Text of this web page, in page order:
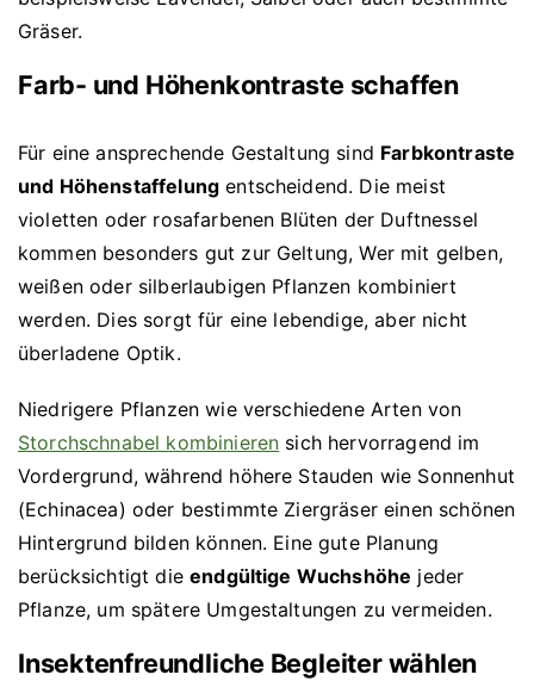
Gräser.
Farb- und Höhenkontraste schaffen
Für eine ansprechende Gestaltung sind Farbkontraste
und Höhenstaffelung entscheidend. Die meist
violetten oder rosafarbenen Blüten der Duftnessel
kommen besonders gut zur Geltung, Wer mit gelben,
weißen oder silberlaubigen Pflanzen kombiniert
werden. Dies sorgt für eine lebendige, aber nicht
überladene Optik.
Niedrigere Pflanzen wie verschiedene Arten von
Storchschnabel kombinieren sich hervorragend im
Vordergrund, während höhere Stauden wie Sonnenhut
(Echinacea) oder bestimmte Ziergräser einen schönen
Hintergrund bilden können. Eine gute Planung
berücksichtigt dieendgültige Wuchshöhe jeder
Pflanze, um spätere Umgestaltungen zu vermeiden.
Insektenfreundliche Begleiter wählen